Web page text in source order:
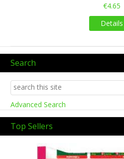
€4.65
Details
Search
Advanced Search
Top Sellers
Previous